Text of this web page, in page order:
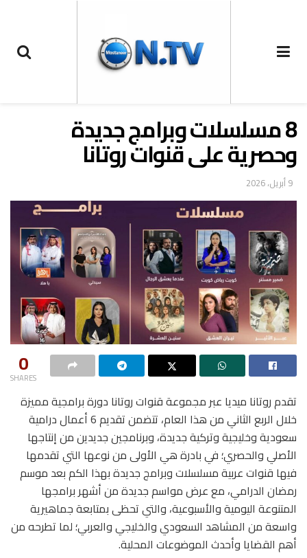
8 مسلسلات وبرامج جديدة
وحصرية على قنوات روتانا
9 أبريل، 2026
0
SHARES
تقدم روتانا ميديا عبر مجموعة قنوات روتانا دورة برامجية مميزة
خلال الربع الثاني من هذا العام، تتضمن تقديم 6 أعمال درامية
سعودية وخليجية وتركية جديدة، وبرنامجين جديدين من إنتاجها
الأصلي والحصري؛ في بادرة هي الأولى من نوعها التي تقدمها
فيها قنوات عربية مسلسلات وبرامج جديدة بهذا الكم بعد موسم
رمضان الدرامي، مع عرض مواسم جديدة من أشهر برامجها
المتنوعة اليومية والأسبوعية، والتي تحظى بمتابعة جماهيرية
واسعة من المشاهد السعودي والخليجي والعربي؛ لما تطرحه من
أهم القضايا وأحدث الموضوعات المحلية.